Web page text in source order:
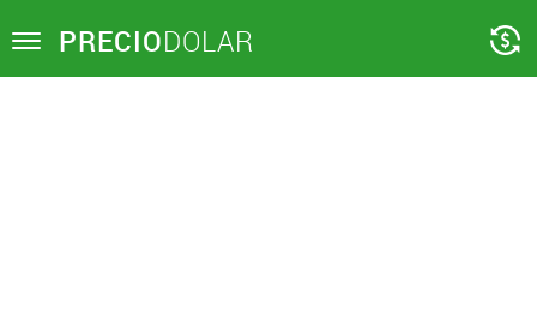
Toggle PRECIODOLAR